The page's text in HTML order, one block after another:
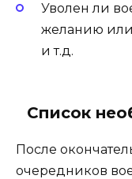
Уволен ли
желанию или
и т.д.
Список
После
очередников